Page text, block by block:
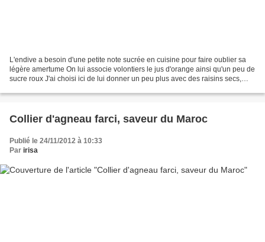
L'endive a besoin d'une petite note sucrée en cuisine pour faire oublier sa
légère amertume On lui associe volontiers le jus d'orange ainsi qu'un peu de
sucre roux J'ai choisi ici de lui donner un peu plus avec des raisins secs,
Collier d'agneau farci, saveur du Maroc
Publié le 24/11/2012 à 10:33
Par irisa